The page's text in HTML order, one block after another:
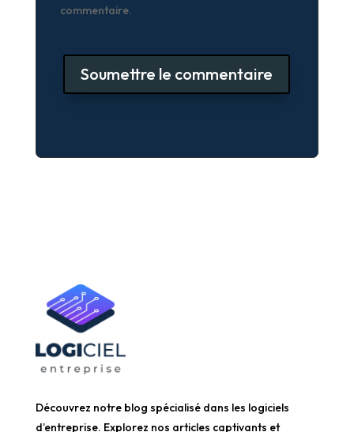
commentaire.
Soumettre le commentaire
Découvrez notre blog spécialisé dans les logiciels
d’entreprise. Explorez nos articles captivants et